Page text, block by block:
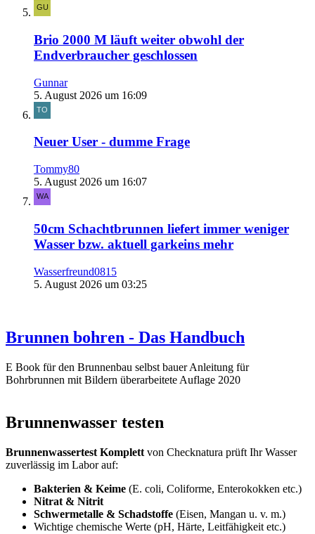
Brio 2000 M läuft weiter obwohl der
Endverbraucher geschlossen
Gunnar
5. August 2026 um 16:09
Neuer User - dumme Frage
Tommy80
5. August 2026 um 16:07
50cm Schachtbrunnen liefert immer weniger
Wasser bzw. aktuell garkeins mehr
Wasserfreund0815
5. August 2026 um 03:25
Brunnen bohren - Das Handbuch
E Book für den Brunnenbau selbst bauer Anleitung für
Bohrbrunnen mit Bildern überarbeitete Auflage 2020
Brunnenwasser testen
Brunnenwassertest Komplett von Checknatura prüft Ihr Wasser
zuverlässig im Labor auf:
Bakterien & Keime (E. coli, Coliforme, Enterokokken etc.)
Nitrat & Nitrit
Schwermetalle & Schadstoffe (Eisen, Mangan u. v. m.)
Wichtige chemische Werte (pH, Härte, Leitfähigkeit etc.)